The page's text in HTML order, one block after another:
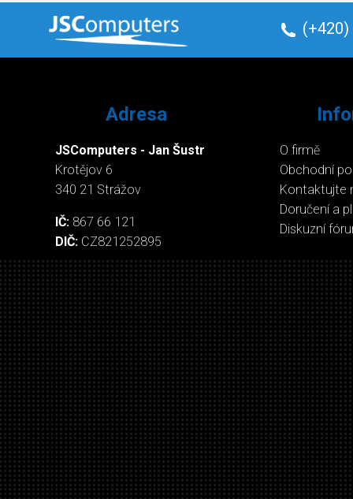
(+420)
Adresa
JSComputers - Jan Šustr
Krotějov 6
340 21 Strážov
IČ: 867 66 121
DIČ: CZ821252895
O firmě
Obchodní
Kontaktujte
Doručení a
Diskuzní